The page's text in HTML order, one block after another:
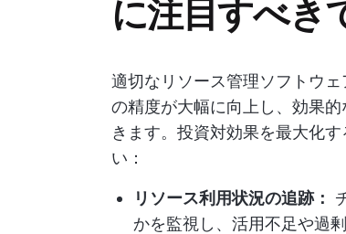
に注目すべき
適切なリソース管理ソフトウ
の精度が大幅に向上し、効果
きます。投資対効果を最大化
い：
リソース利用状況の追跡：
かを監視し、活用不足や過